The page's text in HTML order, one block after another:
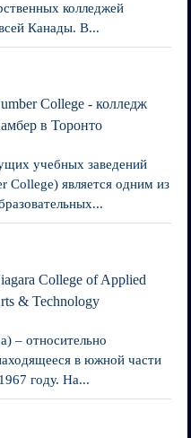
колледжей
Канады. В...
College - колледж
в Торонто
учебных заведений
является одним из
College of Applied
& Technology
– относительно
в южной части
году. На...